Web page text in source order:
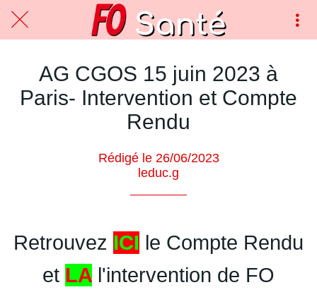
AG CGOS 15 juin 2023 à
Paris- Intervention et Compte
Rendu
Rédigé le 26/06/2023
leduc.g
Retrouvez ICI le Compte Rendu
et LA l'intervention de FO